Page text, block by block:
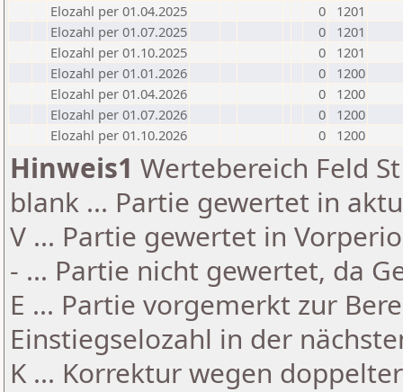
Elozahl per 01.04.2025
0
1201
Elozahl per 01.07.2025
0
1201
Elozahl per 01.10.2025
0
1201
Elozahl per 01.01.2026
0
1200
Elozahl per 01.04.2026
0
1200
Elozahl per 01.07.2026
0
1200
Elozahl per 01.10.2026
0 1200
Hinweis1 Wertebereich Feld
blank ... Partie gewertet in
V ... Partie gewertet in
- ... Partie nicht gewertet, da
E ... Partie vorgemerkt zur
Einstiegselozahl in der
K ... Korrektur wegen